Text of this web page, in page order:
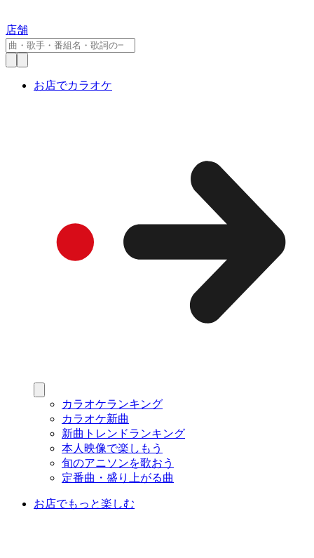
店舗
お店でカラオケ
カラオケランキング
カラオケ新曲
新曲トレンドランキング
本人映像で楽しもう
旬のアニソンを歌おう
定番曲・盛り上がる曲
お店でもっと楽しむ